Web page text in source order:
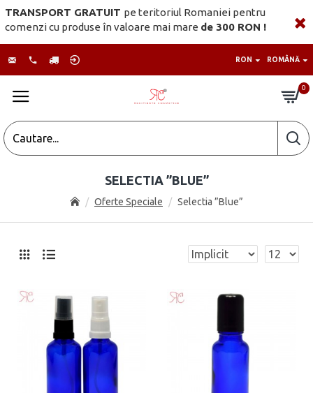
TRANSPORT GRATUIT pe teritoriul Romaniei pentru
comenzi cu produse în valoare mai mare de 300 RON !
RON ROMÂNĂ
0
Oferte Speciale Selectia ”Blue”
SELECTIA ”BLUE”